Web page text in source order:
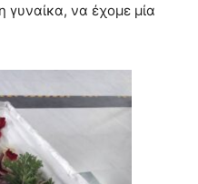
να έχομε μία